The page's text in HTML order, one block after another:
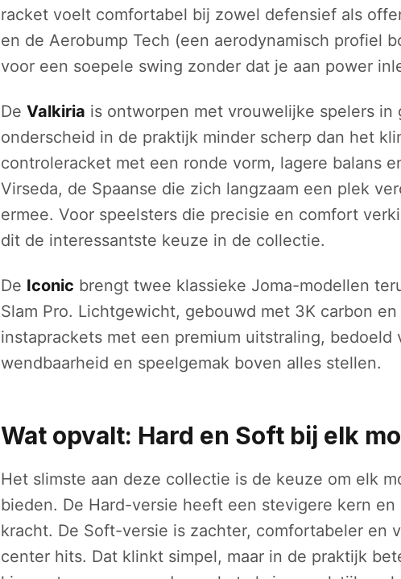
racket voelt comfortabel bij zowel defensief als
en de Aerobump Tech (een aerodynamisch profiel
voor een soepele swing zonder dat je aan power
De Valkiria is ontworpen met vrouwelijke spelers in
onderscheid in de praktijk minder scherp dan het
controleracket met een ronde vorm, lagere balans
Virseda, de Spaanse die zich langzaam een plek
ermee. Voor speelsters die precisie en comfort
dit de interessantste keuze in de collectie.
De Iconic brengt twee klassieke Joma-modellen
Slam Pro. Lichtgewicht, gebouwd met 3K carbon
instaprackets met een premium uitstraling, bedoeld
wendbaarheid en speelgemak boven alles stellen.
Wat opvalt: Hard en Soft bij elk
Het slimste aan deze collectie is de keuze om elk
bieden. De Hard-versie heeft een stevigere kern
kracht. De Soft-versie is zachter, comfortabeler en
center hits. Dat klinkt simpel, maar in de praktijk